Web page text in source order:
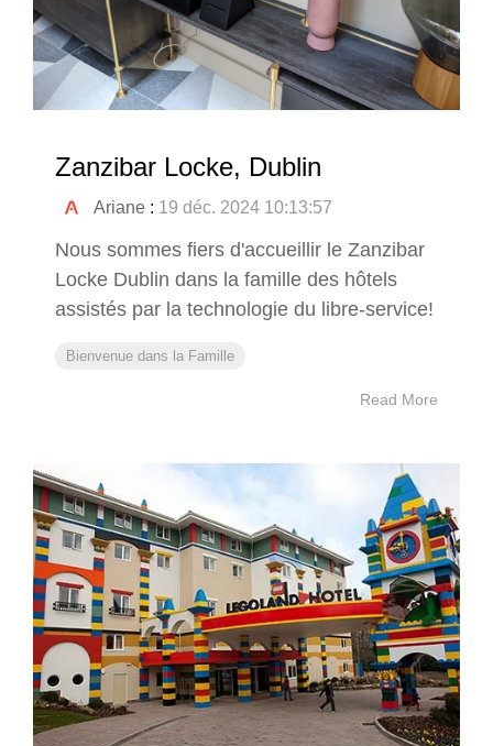
Zanzibar Locke, Dublin
Ariane : 19 déc. 2024 10:13:57
Nous sommes fiers d'accueillir le Zanzibar
Locke Dublin dans la famille des hôtels
assistés par la technologie du libre-service!
Bienvenue dans la Famille
Read More